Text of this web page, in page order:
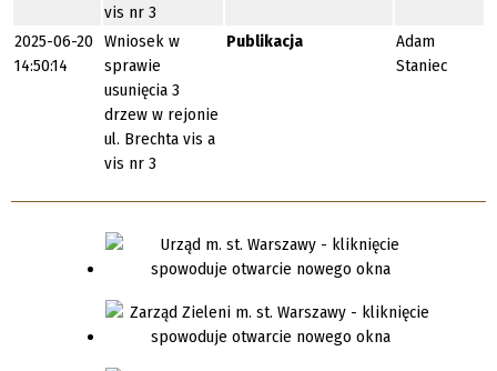
vis nr 3
2025-06-20
14:50:14
Wniosek w
sprawie
usunięcia 3
drzew w rejonie
ul. Brechta vis a
vis nr 3
Publikacja
Adam
Staniec